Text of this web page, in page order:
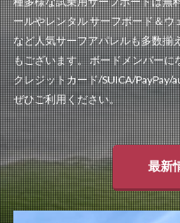
ールやレンタル サーフボード＆ウ
など人気サーフアパレルも多数揃
もございます。 ボードメンバー
クレジットカード/SUICA/PayPay/
ぜひご利用ください。
最新